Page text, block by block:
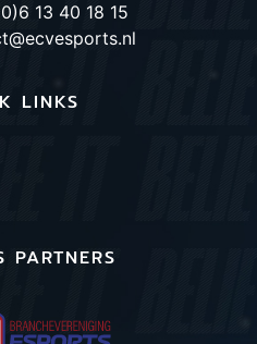
13 40 18 15
LINKS
PARTNERS